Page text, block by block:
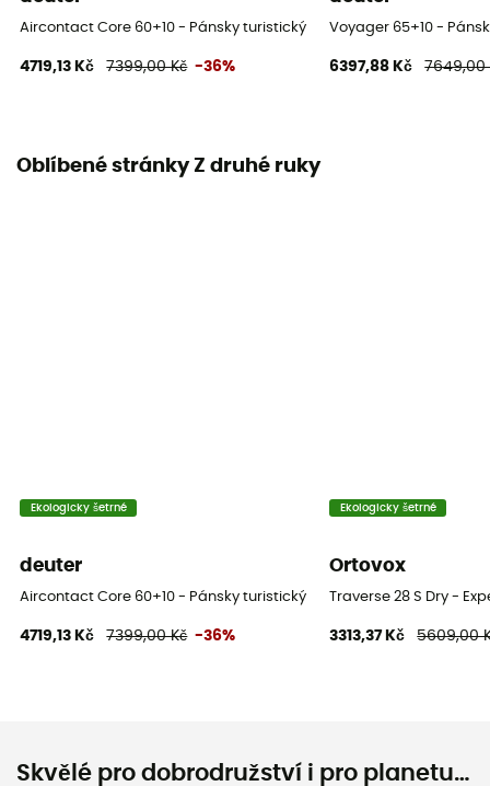
Nastavitelná šířka
Nastavitelná výška
Ne
Kieszeń na cenne przedmioty
Aircontact Core 60+10 - Pánsky turistický batoh
4719,13 Kč 7399,00 Kč -36%
Voyager 65+10 -
6397,88 Kč 7649,00
Oblíbené stránky Z druhé ruky
Ekologicky šetrné
deuter
Aircontact Core 60+10 - Pánsky turistický batoh
4719,13 Kč 7399,00 Kč -36%
Ekologicky šetrné
Ortovox
Traverse 28 S Dry -
3313,37 Kč 5609,00
Skvělé pro dobrodružství i pro planetu…